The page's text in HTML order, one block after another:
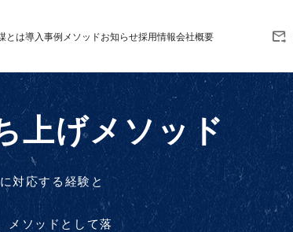
とは導入事例 メソッドお知らせ採用情報会社概要
上げメソッド
対応する経験と
メソッドとして落